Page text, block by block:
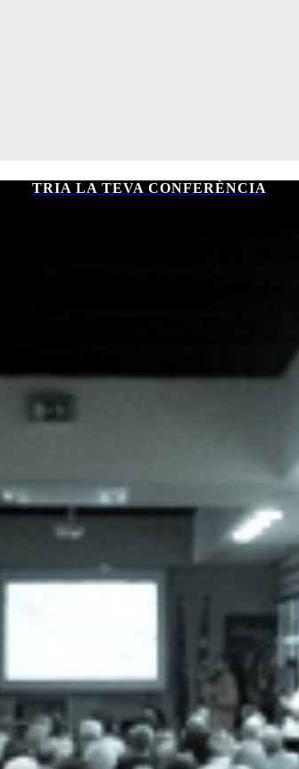
TRIA LA TEVA CONFERÈNCIA